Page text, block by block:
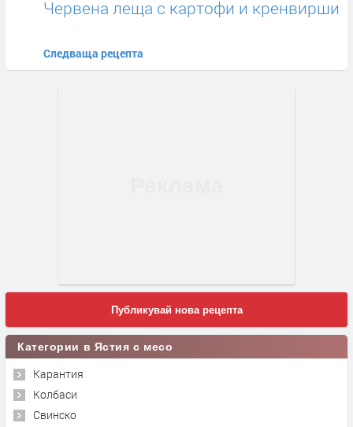
Червена леща с картофи и кренвирши
Следваща рецепта
Публикувай нова рецепта
Категории в Ястия с месо
Карантия
Колбаси
Свинско